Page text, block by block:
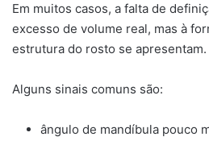
Em muitos casos, a falta de
excesso de volume real, mas à
estrutura do rosto se apresentam.
Alguns sinais comuns são:
ângulo de mandíbula pouco